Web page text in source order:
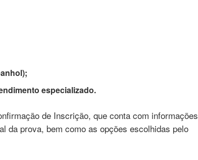
especializado.
de Inscrição, que conta com informações
da prova, bem como as opções escolhidas pelo